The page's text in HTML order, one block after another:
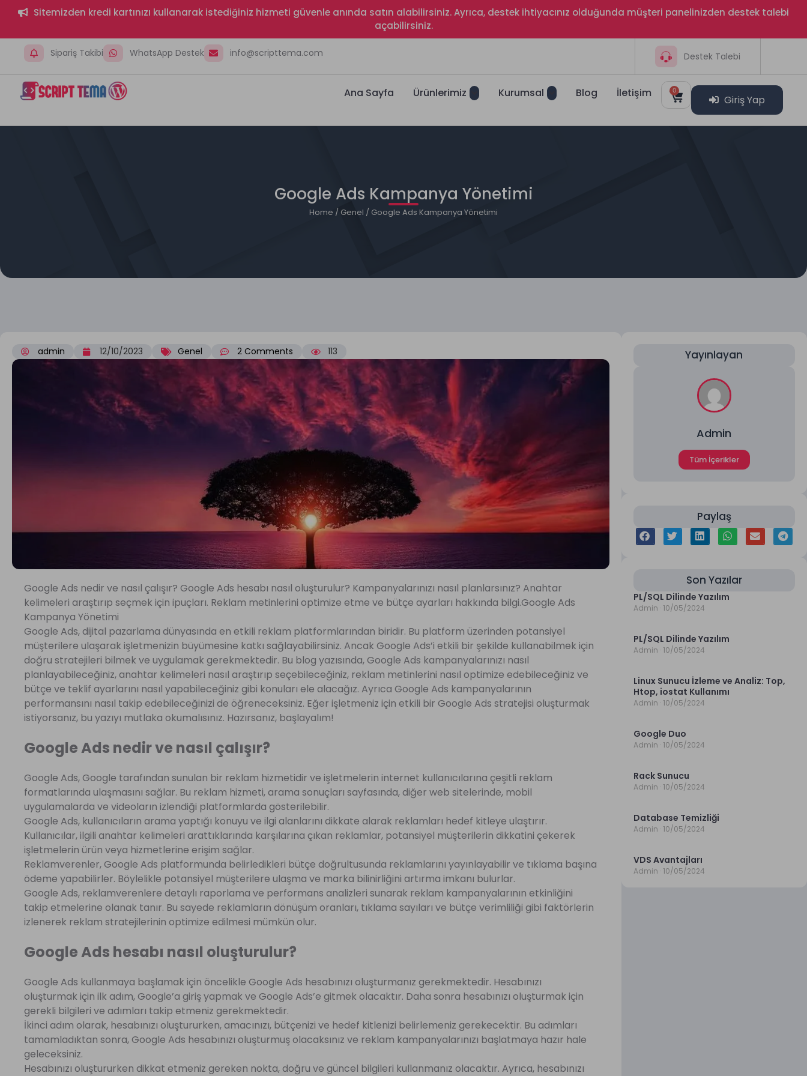
Sitemizden kredi kartınızı kullanarak istediğiniz hizmeti güvenle anında satın alabilirsiniz. Ayrıca, destek ihtiyacınız olduğunda müşteri panelinizden destek talebi
açabilirsiniz.
Sipariş Takibi WhatsApp Destek info@scripttema.com Destek Talebi
Ana Sayfa Ürünlerimiz Kurumsal Blog İletişim 0
Giriş Yap
Google Ads Kampanya Yönetimi
Home / Genel / Google Ads Kampanya Yönetimi
admin 12/10/2023 Genel 2 Comments 113
Google Ads nedir ve nasıl çalışır? Google Ads hesabı nasıl oluşturulur? Kampanyalarınızı nasıl planlarsınız? Anahtar
kelimeleri araştırıp seçmek için ipuçları. Reklam metinlerini optimize etme ve bütçe ayarları hakkında bilgi.Google Ads
Kampanya Yönetimi
Google Ads, dijital pazarlama dünyasında en etkili reklam platformlarından biridir. Bu platform üzerinden potansiyel
müşterilere ulaşarak işletmenizin büyümesine katkı sağlayabilirsiniz. Ancak Google Ads’i etkili bir şekilde kullanabilmek için
doğru stratejileri bilmek ve uygulamak gerekmektedir. Bu blog yazısında, Google Ads kampanyalarınızı nasıl
planlayabileceğiniz, anahtar kelimeleri nasıl araştırıp seçebileceğiniz, reklam metinlerini nasıl optimize edebileceğiniz ve
bütçe ve teklif ayarlarını nasıl yapabileceğiniz gibi konuları ele alacağız. Ayrıca Google Ads kampanyalarının
performansını nasıl takip edebileceğinizi de öğreneceksiniz. Eğer işletmeniz için etkili bir Google Ads stratejisi oluşturmak
istiyorsanız, bu yazıyı mutlaka okumalısınız. Hazırsanız, başlayalım!
Google Ads nedir ve nasıl çalışır?
Google Ads, Google tarafından sunulan bir reklam hizmetidir ve işletmelerin internet kullanıcılarına çeşitli reklam
formatlarında ulaşmasını sağlar. Bu reklam hizmeti, arama sonuçları sayfasında, diğer web sitelerinde, mobil
uygulamalarda ve videoların izlendiği platformlarda gösterilebilir.
Google Ads, kullanıcıların arama yaptığı konuyu ve ilgi alanlarını dikkate alarak reklamları hedef kitleye ulaştırır.
Kullanıcılar, ilgili anahtar kelimeleri arattıklarında karşılarına çıkan reklamlar, potansiyel müşterilerin dikkatini çekerek
işletmelerin ürün veya hizmetlerine erişim sağlar.
Reklamverenler, Google Ads platformunda belirledikleri bütçe doğrultusunda reklamlarını yayınlayabilir ve tıklama başına
ödeme yapabilirler. Böylelikle potansiyel müşterilere ulaşma ve marka bilinirliğini artırma imkanı bulurlar.
Google Ads, reklamverenlere detaylı raporlama ve performans analizleri sunarak reklam kampanyalarının etkinliğini
takip etmelerine olanak tanır. Bu sayede reklamların dönüşüm oranları, tıklama sayıları ve bütçe verimliliği gibi faktörlerin
izlenerek reklam stratejilerinin optimize edilmesi mümkün olur.
Google Ads hesabı nasıl oluşturulur?
Google Ads kullanmaya başlamak için öncelikle Google Ads hesabınızı oluşturmanız gerekmektedir. Hesabınızı
oluşturmak için ilk adım, Google’a giriş yapmak ve Google Ads’e gitmek olacaktır. Daha sonra hesabınızı oluşturmak için
gerekli bilgileri ve adımları takip etmeniz gerekmektedir.
İkinci adım olarak, hesabınızı oluştururken, amacınızı, bütçenizi ve hedef kitlenizi belirlemeniz gerekecektir. Bu adımları
tamamladıktan sonra, Google Ads hesabınızı oluşturmuş olacaksınız ve reklam kampanyalarınızı başlatmaya hazır hale
geleceksiniz.
Hesabınızı oluştururken dikkat etmeniz gereken nokta, doğru ve güncel bilgileri kullanmanız olacaktır. Ayrıca, hesabınızı
Yayınlayan
Admin
Tüm İçerikler
Paylaş
Son Yazılar
PL/SQL Dilinde Yazılım
Admin 10/05/2024
PL/SQL Dilinde Yazılım
Admin 10/05/2024
Linux Sunucu İzleme ve Analiz: Top,
Htop, iostat Kullanımı
Admin 10/05/2024
Google Duo
Admin 10/05/2024
Rack Sunucu
Admin 10/05/2024
Database Temizliği
Admin 10/05/2024
VDS Avantajları
Admin 10/05/2024